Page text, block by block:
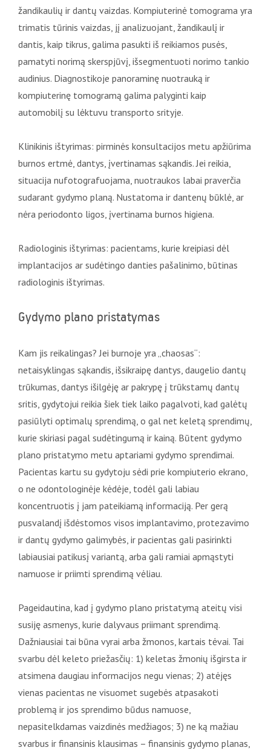
žandikaulių ir dantų vaizdas. Kompiuterinė tomograma yra
trimatis tūrinis vaizdas, jį analizuojant, žandikaulį ir
dantis, kaip tikrus, galima pasukti iš reikiamos pusės,
pamatyti norimą skerspjūvį, išsegmentuoti norimo tankio
audinius. Diagnostikoje panoraminę nuotrauką ir
kompiuterinę tomogramą galima palyginti kaip
automobilį su lėktuvu transporto srityje.
Klinikinis ištyrimas: pirminės konsultacijos metu apžiūrima
burnos ertmė, dantys, įvertinamas sąkandis. Jei reikia,
situacija nufotografuojama, nuotraukos labai praverčia
sudarant gydymo planą. Nustatoma ir dantenų būklė, ar
nėra periodonto ligos, įvertinama burnos higiena.
Radiologinis ištyrimas: pacientams, kurie kreipiasi dėl
implantacijos ar sudėtingo danties pašalinimo, būtinas
radiologinis ištyrimas.
Gydymo plano pristatymas
Kam jis reikalingas? Jei burnoje yra „chaosas“:
netaisyklingas sąkandis, išsikraipę dantys, daugelio dantų
trūkumas, dantys išilgėję ar pakrypę į trūkstamų dantų
sritis, gydytojui reikia šiek tiek laiko pagalvoti, kad galėtų
pasiūlyti optimalų sprendimą, o gal net keletą sprendimų,
kurie skiriasi pagal sudėtingumą ir kainą. Būtent gydymo
plano pristatymo metu aptariami gydymo sprendimai.
Pacientas kartu su gydytoju sėdi prie kompiuterio ekrano,
o ne odontologinėje kėdėje, todėl gali labiau
koncentruotis į jam pateikiamą informaciją. Per gerą
pusvalandį išdėstomos visos implantavimo, protezavimo
ir dantų gydymo galimybės, ir pacientas gali pasirinkti
labiausiai patikusį variantą, arba gali ramiai apmąstyti
namuose ir priimti sprendimą vėliau.
Pageidautina, kad į gydymo plano pristatymą ateitų visi
susiję asmenys, kurie dalyvaus priimant sprendimą.
Dažniausiai tai būna vyrai arba žmonos, kartais tėvai. Tai
svarbu dėl keleto priežasčių: 1) keletas žmonių išgirsta ir
atsimena daugiau informacijos negu vienas; 2) atėjęs
vienas pacientas ne visuomet sugebės atpasakoti
problemą ir jos sprendimo būdus namuose,
nepasitelkdamas vaizdinės medžiagos; 3) ne ką mažiau
svarbus ir finansinis klausimas – finansinis gydymo planas,